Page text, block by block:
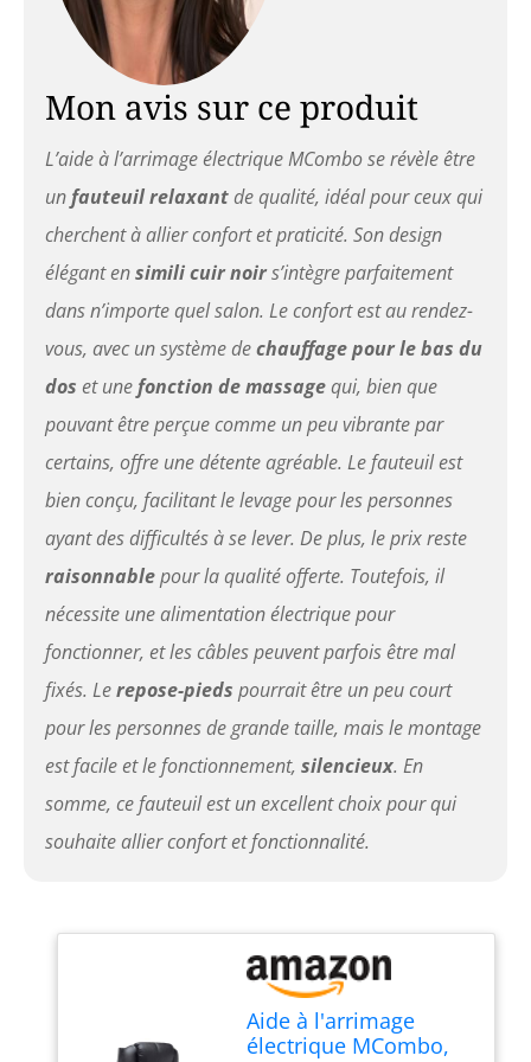
au rembourrage épais offre
un soutien à votre corps et
dossier peut être réglé
électriquement jusqu'à
être déplié et replié par le
moteur électrique, ce qui
rend le fauteuil très peu
encombrant. Matériaux
sélectionnés : Ce matériau
de revêtement est du cuir
synthétique de première
qualité. Il doit
généralement être nettoyé
une fois par semaine avec
un chiffon en microfibre.
Les taches peuvent être
essuyées avec un chiffon
humide Autres remarques :
L'article est livré démonté.
Livraison en 3 colis.
Mon avis sur ce produit
L’aide à l’arrimage électrique MCombo se révèle être
unfauteuil relaxantde qualité, idéal pour ceux qui
cherchent à allier confort et praticité. Son design
élégant ensimili cuir noirs’intègre parfaitement
dans n’importe quel salon. Le confort est au rendez-
vous, avec un système dechauffage pour le bas du
dos et unefonction de massagequi, bien que
pouvant être perçue comme un peu vibrante par
certains, offre une détente agréable. Le fauteuil est
bien conçu, facilitant le levage pour les personnes
ayant des difficultés à se lever. De plus, le prix reste
raisonnablepour la qualité offerte. Toutefois, il
nécessite une alimentation électrique pour
fonctionner, et les câbles peuvent parfois être mal
fixés. Lerepose-pieds pourrait être un peu court
pour les personnes de grande taille, mais le montage
est facile et le fonctionnement, silencieux. En
somme, ce fauteuil est un excellent choix pour qui
souhaite allier confort et fonctionnalité.
Aide à l'arrimage
électrique MCombo,